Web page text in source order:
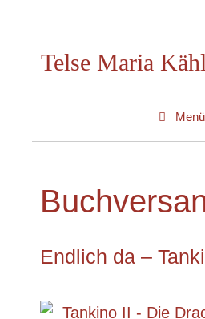
springenTelse Maria
Menü
Endlich da –